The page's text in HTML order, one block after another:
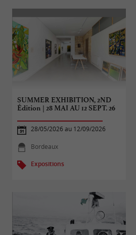
SUMMER EXHIBITION, 2ND
Édition | 28 MAI AU 12 SEPT. 26
28/05/2026 au 12/09/2026
Bordeaux
Expositions